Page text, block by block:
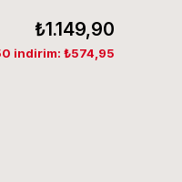
₺1.149,90
indirim: ₺574,95